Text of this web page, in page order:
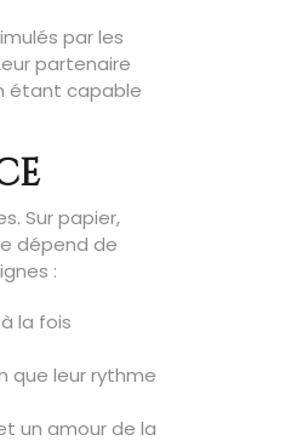
par les
partenaire
étant capable
Sur papier,
dépend de
:
la fois
que leur rythme
un amour de la